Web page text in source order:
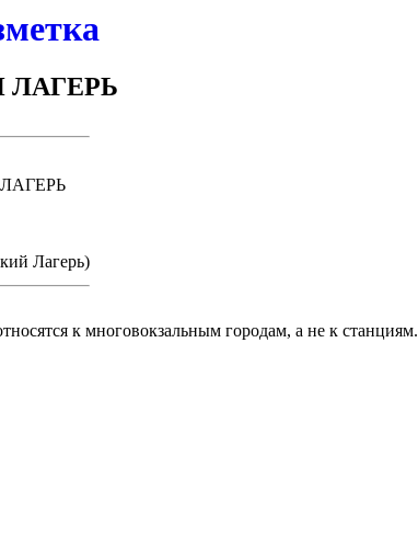
ЛАГЕРЬ
Лагерь)
к многовокзальным городам, а не к станциям.